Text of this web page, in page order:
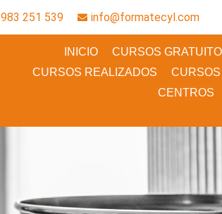
983 251 539 info@formatecyl.com
INICIO CURSOS
CURSOS REALIZADOS
CENTROS